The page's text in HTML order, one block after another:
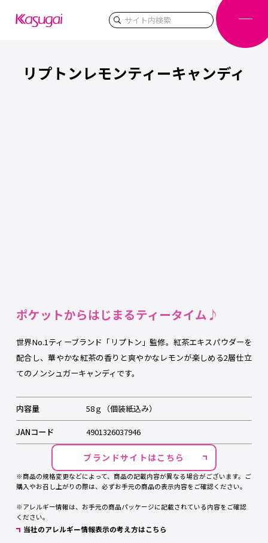
検索
リプトンレモンティーキャンディ
ポケットからはじまるティータイム♪
世界No.1ティーブランド「リプトン」監修。紅茶エキスパウダーを
配合し、華やかな紅茶の香りと爽やかなレモンが楽しめる2層仕立
てのノンシュガーキャンディです。
内容量 58ｇ（個装紙込み）
JANコード 4901326037946
ブランドサイトはこちら
※商品の規格変更などによって、商品の記載内容が異なる場合がございます。ご
購入やお召し上がりの際は、必ずお手元の商品の表示内容をご確認ください。
※ アレルギー情報は、お手元の商品パッケージに記載されている内容をご確認
ください。
当社のアレルギー情報表示の考え方はこちら